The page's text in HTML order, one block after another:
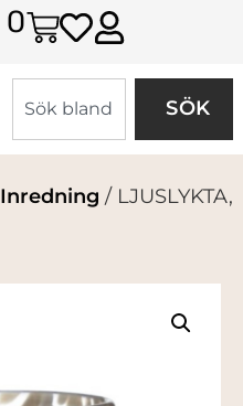
0
SÖK
Inredning / LJUSLYKTA,